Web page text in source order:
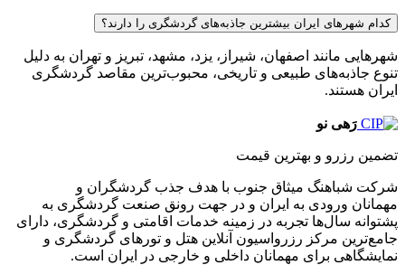
کدام شهرهای ایران بیشترین جاذبه‌های گردشگری را دارند؟
شهرهایی مانند اصفهان، شیراز، یزد، مشهد، تبریز و تهران به دلیل
تنوع جاذبه‌های طبیعی و تاریخی، محبوب‌ترین مقاصد گردشگری
ایران هستند.
رَهی نو
تضمین رزرو و بهترین قیمت
شرکت شباهنگ میثاق جنوب با هدف جذب گردشگران و
مهمانان ورودی به ایران و در جهت رونق صنعت گردشگری به
پشتوانه سال‌ها تجربه در زمینه خدمات اقامتی و گردشگری، دارای
جامع‌ترین مرکز رزرواسیون آنلاین هتل و تورهای گردشگری و
نمایشگاهی برای مهمانان داخلی و خارجی در ایران است.